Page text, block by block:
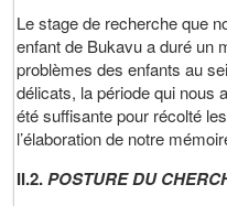
Le stage de recherche que
enfant de Bukavu a duré un
problèmes des enfants au
délicats, la période qui nous
été suffisante pour récolté
l’élaboration de notre
II.2.POSTURE DU